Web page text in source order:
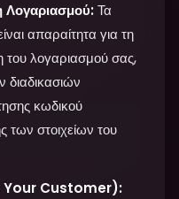
Λογαριασμού:Τα
απαραίτητα για τη
του λογαριασμού σας,
κωδικού
στοιχείων του
Your Customer):